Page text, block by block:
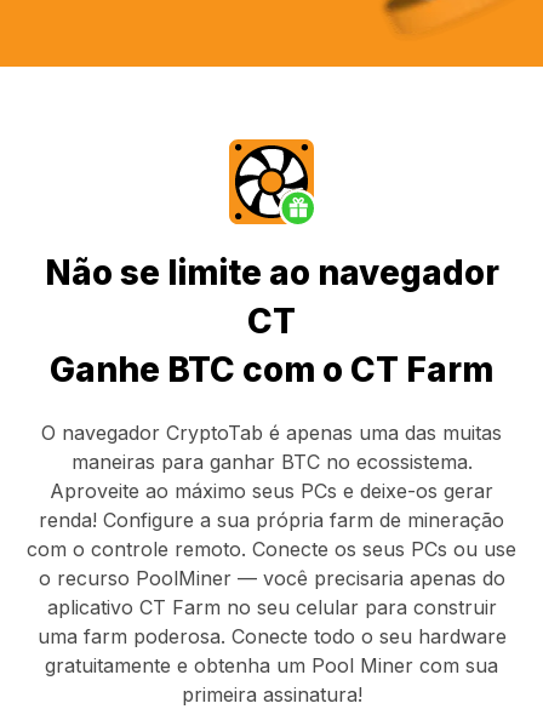
Não se limite ao navegador
CT
Ganhe BTC com o CT Farm
O navegador CryptoTab é apenas uma das muitas
maneiras para ganhar BTC no ecossistema.
Aproveite ao máximo seus PCs e deixe-os gerar
renda! Configure a sua própria farm de mineração
com o controle remoto. Conecte os seus PCs ou use
o recurso PoolMiner— você precisaria apenas do
aplicativo CT Farm no seu celular para construir
uma farm poderosa. Conecte todo o seu hardware
gratuitamente e obtenha um Pool Miner com sua
primeira assinatura!